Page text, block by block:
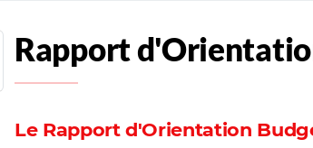
Rapport
Le Rapport d'Orientation